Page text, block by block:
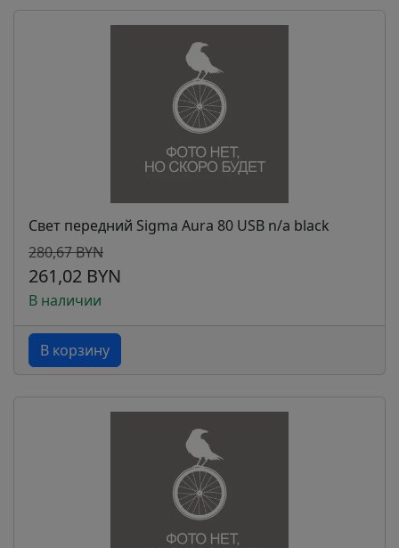
Свет передний Sigma Aura 80 USB n/a black
280,67 BYN
261,02 BYN
В наличии
В корзину